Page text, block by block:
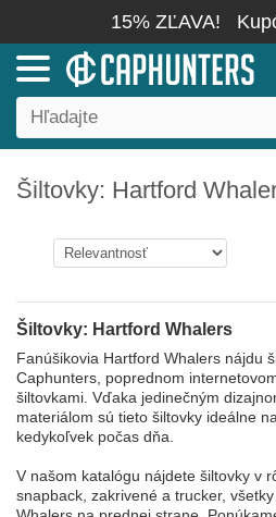
15% ZĽAVA!
Šiltovky: Hartford
Šiltovky: Hartford Whalers
Fanúšikovia Hartford Whalers nájdu
Caphunters, poprednom
šiltovkami. Vďaka jedinečným
materiálom sú tieto šiltovky ideálne
kedykoľvek počas dňa.
V našom katalógu nájdete šiltovky v
snapback, zakrivené a trucker,